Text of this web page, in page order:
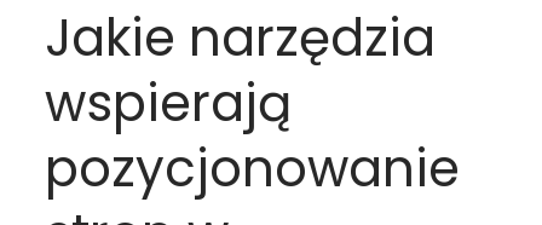
Jakie narzędzia
wspierają
pozycjonowanie